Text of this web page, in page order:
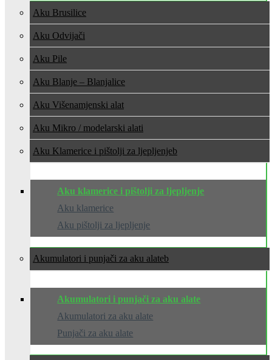
Aku Brusilice
Aku Odvijači
Aku Pile
Aku Blanje – Blanjalice
Aku Višenamjenski alat
Aku Mikro / modelarski alati
Aku Klamerice i pištolji za ljepljenje
Aku klamerice i pištolji za ljepljenje
Aku klamerice
Aku pištolji za ljepljenje
Akumulatori i punjači za aku alate
Akumulatori i punjači za aku alate
Akumulatori za aku alate
Punjači za aku alate